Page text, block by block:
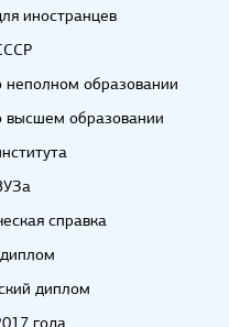
иностранцев
образовании
образовании
справка
диплом
года